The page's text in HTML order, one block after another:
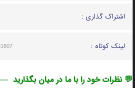
اشتراک گذاری :
لینک کوتاه :
💬 نظرات خود را با ما در میان بگذارید